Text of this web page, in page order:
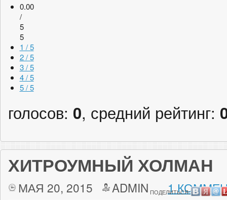
0.00
/
5
5
1 / 5
2 / 5
3 / 5
4 / 5
5 / 5
голосов: 0, средний рейтинг:
ХИТРОУМНЫЙ ХОЛМАН
МАЯ 20, 2015 ADMIN 1
ПОДЕЛИТЬСЯ: